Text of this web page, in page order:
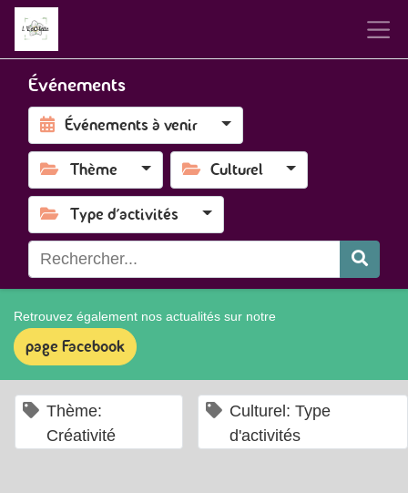
Événements
Événements à venir
Thème Culturel
Type d'activités
Retrouvez également nos actualités sur notre
page Facebook
Thème:
Créativité
Culturel: Type
d'activités